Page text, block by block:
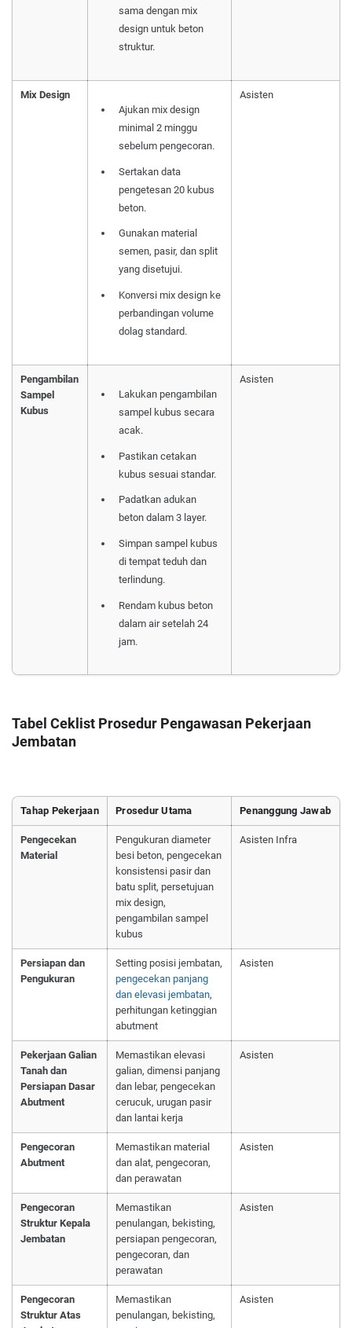
sama dengan mix
design untuk beton
struktur.
Mix Design
Ajukan mix design
minimal 2 minggu
sebelum pengecoran.
Sertakan data
pengetesan 20 kubus
beton.
Gunakan material
semen, pasir, dan split
yang disetujui.
Konversi mix design ke
perbandingan volume
dolag standard.
Asisten
Pengambilan
Sampel
Kubus
Lakukan pengambilan
sampel kubus secara
acak.
Pastikan cetakan
kubus sesuai standar.
Padatkan adukan
beton dalam 3 layer.
Simpan sampel kubus
di tempat teduh dan
terlindung.
Rendam kubus beton
dalam air setelah 24
jam.
Asisten
Tabel Ceklist Prosedur Pengawasan Pekerjaan
Jembatan
Tahap Pekerjaan Prosedur Utama Penanggung Jawab
Pengecekan
Material
Pengukuran diameter
besi beton, pengecekan
konsistensi pasir dan
batu split, persetujuan
mix design,
pengambilan sampel
kubus
Asisten Infra
Persiapan dan
Pengukuran
Setting posisi jembatan,
pengecekan panjang
dan elevasi jembatan,
perhitungan ketinggian
abutment
Asisten
Pekerjaan Galian
Tanah dan
Persiapan Dasar
Abutment
Memastikan elevasi
galian, dimensi panjang
dan lebar, pengecekan
cerucuk, urugan pasir
dan lantai kerja
Asisten
Pengecoran
Abutment
Memastikan material
dan alat, pengecoran,
dan perawatan
Asisten
Pengecoran
Struktur Kepala
Jembatan
Memastikan
penulangan, bekisting,
persiapan pengecoran,
pengecoran, dan
perawatan
Asisten
Pengecoran
Struktur Atas
Memastikan
penulangan, bekisting,
Asisten